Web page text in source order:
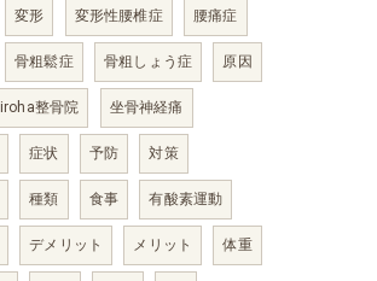
変形 変形性腰椎症 腰痛症
骨粗鬆症 骨粗しょう症 原因
iroha整骨院 坐骨神経痛
症状 予防 対策
種類 食事 有酸素運動
デメリット メリット 体重